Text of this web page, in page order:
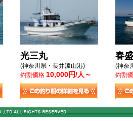
光三丸
(神奈川県・長井漆山港)
釣割価格 10,000円/人～
春
(神奈
釣割